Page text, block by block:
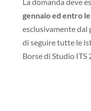
La domanda deve
gennaio ed entro
esclusivamente dal
di seguire tutte le
Borse di Studio ITS